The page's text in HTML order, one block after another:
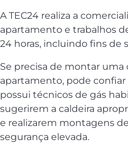
A TEC24 realiza a
apartamento e trabalhos
24 horas, incluindo fins de
Se precisa de montar uma
apartamento, pode confiar
possui técnicos de gás
sugerirem a caldeira
e realizarem montagens
segurança elevada.